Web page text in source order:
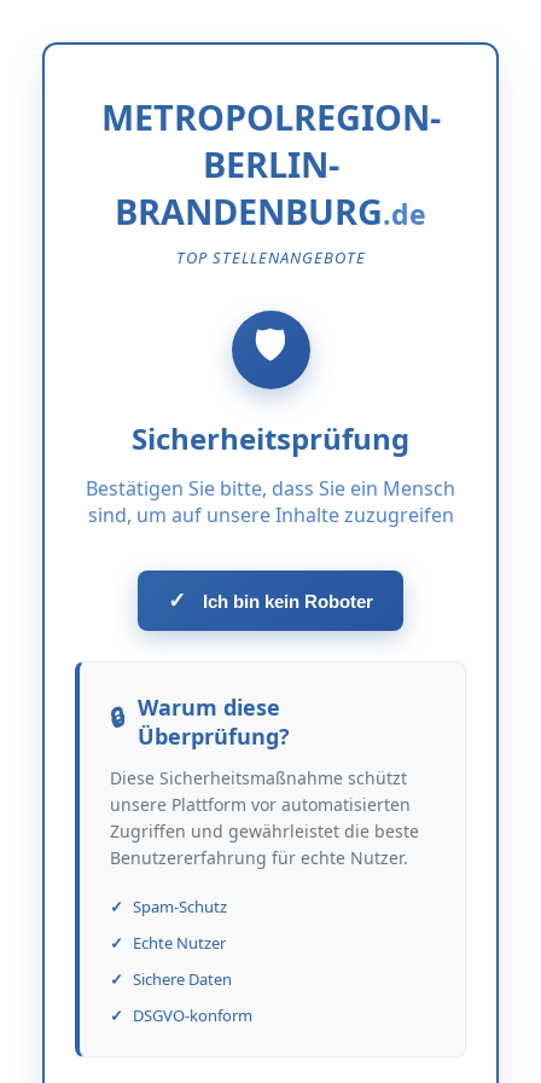
METROPOLREGION-
BERLIN-
BRANDENBURG
TOP STELLENANGEBOTE
Sicherheitsprüfung
Bestätigen Sie bitte, dass Sie ein Mensch
sind, um auf unsere Inhalte zuzugreifen
✓ Ich bin kein Roboter
Warum diese
Überprüfung?
Diese Sicherheitsmaßnahme schützt
unsere Plattform vor automatisierten
Zugriffen und gewährleistet die beste
Benutzererfahrung für echte Nutzer.
Spam-Schutz
Echte Nutzer
Sichere Daten
DSGVO-konform